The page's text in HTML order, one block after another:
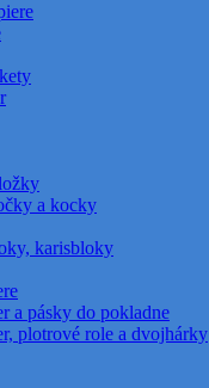
a kocky
karisbloky
a pásky do pokladne
plotrové role a dvojhárky